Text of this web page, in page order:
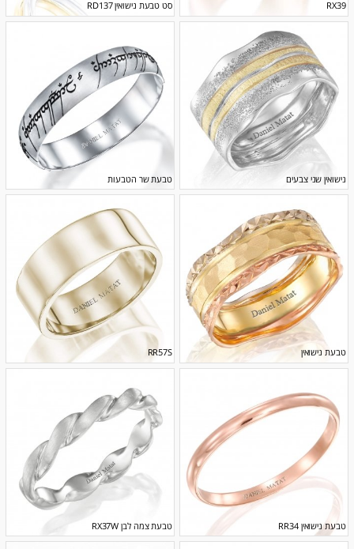
סט טבעת נישואין RD137 RX39
טבעת שר הטבעות נישואין שני צבעים
RR57S טבעת נישואין
טבעת צמה לבן RX37W טבעת נישואין RR34